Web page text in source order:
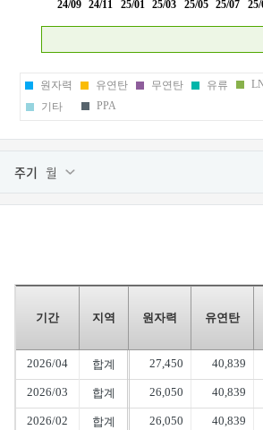
원자력 유연탄 무연탄 유류
기타
PPA
주기 월
27,450 40,839
26,050 40,839
26,050 40,839
원자력 유연탄
2026/04 합계
2026/03 합계
2026/02 합계
기간 지역